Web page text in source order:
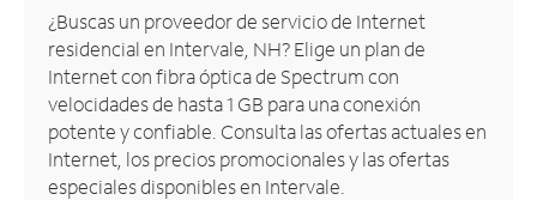
Inglés
Administrar
cuenta
Encuentra
una
tienda
¿Buscas un proveedor de servicio de Internet
residencial en Intervale, NH? Elige un plan de
Internet con fibra óptica de Spectrum con
velocidades de hasta 1 GB para una conexión
potente y confiable. Consulta las ofertas actuales en
Internet, los precios promocionales y las ofertas
especiales disponibles en Intervale.